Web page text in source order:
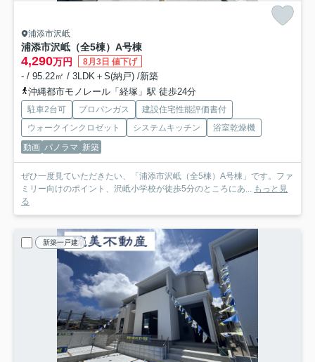
浦添市沢岻
浦添市沢岻（全5棟）A号棟
4,290万円 8月3日 値下げ
- / 95.22㎡ / 3LDK＋S(納戸) /新築
沖縄都市モノレール「経塚」駅 徒歩24分
駐車2台可 プロパンガス
建設住宅性能評価書付
ウォークインクロゼット
システムキッチン
浴室乾燥機
動画 パノラマ 新築
ぜひ一度見ていただきたい、「浦添市沢岻（全5棟）A号棟」です。ファ
ミリー向けのポイント、沢岻小学校が徒歩5分のところにあ... もっと見
る
新築一戸建